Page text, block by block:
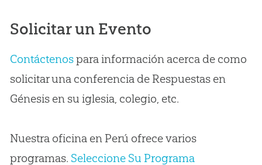
Solicitar un Evento
Contáctenospara información acerca de como
solicitar una conferencia de Respuestas en
Génesis en su iglesia, colegio, etc.
Nuestra oficina en Perú ofrece varios
programas. Seleccione Su Programa